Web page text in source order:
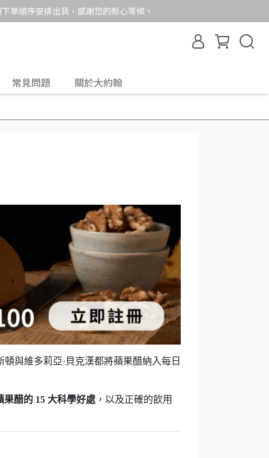
單順序安排出貨，感謝您的耐心等候。
常見問題 關於大約翰
與維多莉亞·貝克漢都將蘋果醋納入每日
果醋的 15 大科學好處 ，以及正確的飲用